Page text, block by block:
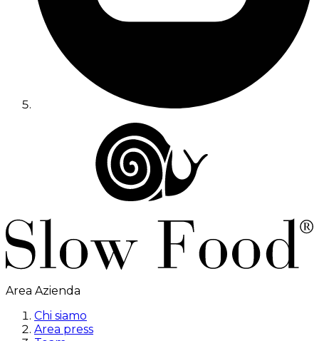
Area Azienda
Chi siamo
Area press